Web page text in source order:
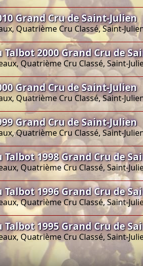
Grand Cru de Saint-Julien
Quatrième Cru Classé, Saint-
2000 Grand Cru de
Quatrième Cru Classé, Saint-
Grand Cru de Saint-Julien
Quatrième Cru Classé, Saint-
Grand Cru de Saint-Julien
Quatrième Cru Classé, Saint-
1998 Grand Cru de
Quatrième Cru Classé, Saint-
1996 Grand Cru de
Quatrième Cru Classé, Saint-
1995 Grand Cru de
Quatrième Cru Classé, Saint-